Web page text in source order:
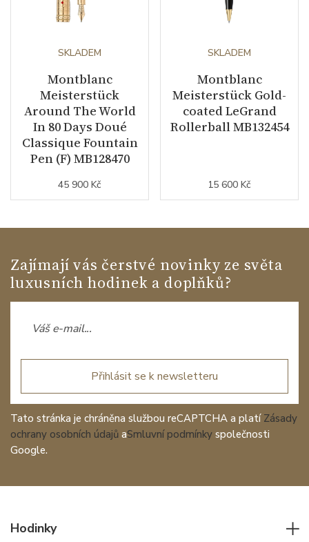
SKLADEM
Montblanc
Meisterstück
Around The World
In 80 Days Doué
Classique Fountain
Pen (F) MB128470
45 900 Kč
SKLADEM
Montblanc
Meisterstück Gold-
coated LeGrand
Rollerball MB132454
15 600 Kč
Zajímají vás čerstvé novinky ze světa
luxusních hodinek a doplňků?
Přihlásit se k newsletteru
Tato stránka je chráněna službou reCAPTCHA a platí Zásady
ochrany osobních údajů aSmluvní podmínky společnosti
Google.
Hodinky